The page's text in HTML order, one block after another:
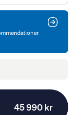
45 990 kr